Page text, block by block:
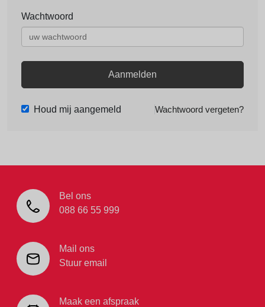
Wachtwoord
Aanmelden
Houd mij aangemeld Wachtwoord vergeten?
Bel ons
088 66 55 999
Mail ons
Stuur email
Maak een afspraak